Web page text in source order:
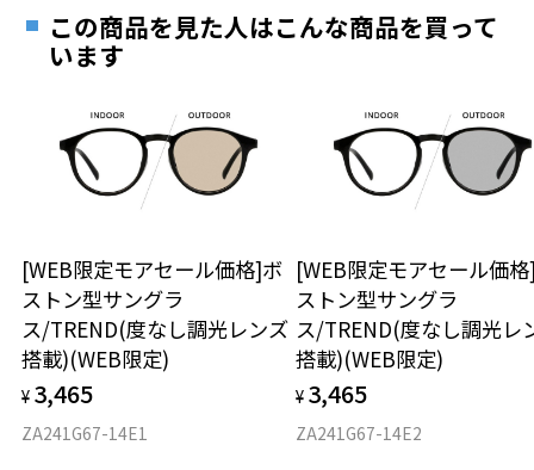
お気に入りに追加済です。
テンプルの材質：ニッケル合金(塗装)
可視光線透過率：40%
紫外線透過率：0.1%以下
株式会社インターメスティック
ゾフ・カスタマーサポート
TEL：0120-013-883
※サングラスの度付きは追加料金がかかります。
※度付きにした場合、元々のレンズ機能、レンズカラーは付きませ
ん。
※度付きサングラスをお求めの際は、レンズ選択画面で度数入力後、
レンズの種類、機能、カラーを再度お選びください。
＜実店舗でサングラスまたはパッケージ商品等のレンズ交換について
仕上がり寸法
D 仕上がりの横幅：約138mm
E 仕上がりの縦幅：約51mm
安心1 フレーム１年間品質保証
日または発送日より１年間修理又は交換させて頂
きます。
※保証期間内に交換が行われた場合、保証期間は初期の期間から
延長されません。
安心2 視力測定無料
視力の変化を早めに発見するために、定期的な視
力測定をおすすめいたします。
安心3 かかり具合調整無料
ご希望のお客さまは、「レンズ交換券」をお選びのうえ、
最寄りのZoff実店舗にてレンズをお買い求めください。
※サングラスやパッケージ品では「レンズ交換券」はお選び
談ください。
オンラインストアでフレームのみ購入して、
実店舗で度付きにできます
ご購入時に「レンズ交換券」をお選びいただくと、実店舗で
度数を測定のうえ、度付きレンズ（標準セットレンズ）へ無
料交換いただけます。
詳しくはこちら
この商品を見た人はこんな商品を買って
います
[WEB限定モアセール価格]ボ
ストン型サングラ
ス/TREND(度なし調光レンズ
搭載)(WEB限定)
¥ 3,465
ZA241G67-14E1
[WEB限定モアセール価
ストン型サングラ
ス/TREND(度なし調光レ
搭載)(WEB限定)
¥ 3,465
ZA241G67-14E2